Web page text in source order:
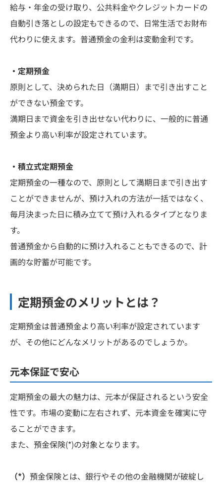
給与・年金の受け取り、公共料金やクレジットカードの
自動引き落としの設定もできるので、日常生活でお財布
代わりに使えます。普通預金の金利は変動金利です。
・定期預金
原則として、決められた日（満期日）まで引き出すこと
ができない預金です。
満期日まで資金を引き出せない代わりに、一般的に普通
預金より高い利率が設定されています。
・積立式定期預金
定期預金の一種なので、原則として満期日まで引き出す
ことができませんが、預け入れの方法が一括ではなく、
毎月決まった日に積み立てて預け入れるタイプとなりま
す。
普通預金から自動的に預け入れることもできるので、計
画的な貯蓄が可能です。
定期預金のメリットとは？
定期預金は普通預金より高い利率が設定されています
が、その他にどんなメリットがあるのでしょうか。
元本保証で安心
定期預金の最大の魅力は、元本が保証されるという安全
性です。市場の変動に左右されず、元本資金を確実に守
ることができます。
また、預金保険(*)の対象となります。
（*）預金保険とは、銀行やその他の金融機関が破綻し